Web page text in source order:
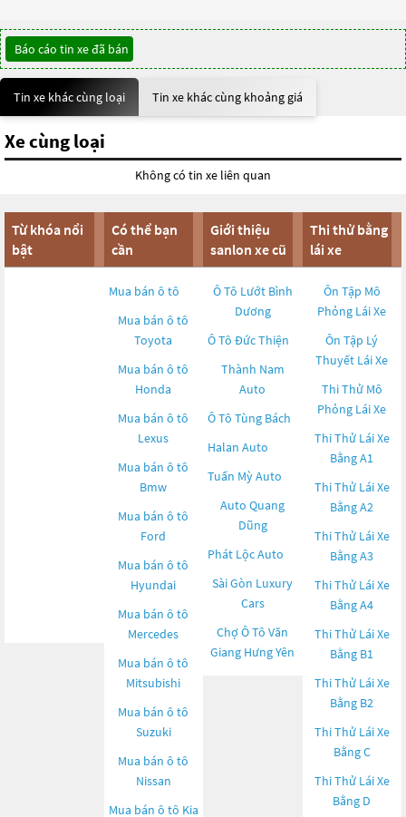
Báo cáo tin xe đã bán
Tin xe khác cùng loại Tin xe khác cùng khoảng giá
Xe cùng loại
Không có tin xe liên quan
Từ khóa nổi
bật
Có thể bạn
cần
Mua bán ô tô
Mua bán ô tô
Toyota
Mua bán ô tô
Honda
Mua bán ô tô
Lexus
Mua bán ô tô
Bmw
Mua bán ô tô
Ford
Mua bán ô tô
Hyundai
Mua bán ô tô
Mercedes
Mua bán ô tô
Mitsubishi
Mua bán ô tô
Suzuki
Mua bán ô tô
Nissan
Mua bán ô tô Kia
Giới thiệu
sanlon xe cũ
Ô Tô Lướt Bình
Dương
Ô Tô Đức Thiện
Thành Nam
Auto
Ô Tô Tùng Bách
Halan Auto
Tuấn Mỳ Auto
Auto Quang
Dũng
Phát Lộc Auto
Sài Gòn Luxury
Cars
Chợ Ô Tô Văn
Giang Hưng Yên
Thi thử bằng
lái xe
Ôn Tập Mô
Phỏng Lái Xe
Ôn Tập Lý
Thuyết Lái Xe
Thi Thử Mô
Phỏng Lái Xe
Thi Thử Lái Xe
Bằng A1
Thi Thử Lái Xe
Bằng A2
Thi Thử Lái Xe
Bằng A3
Thi Thử Lái Xe
Bằng A4
Thi Thử Lái Xe
Bằng B1
Thi Thử Lái Xe
Bằng B2
Thi Thử Lái Xe
Bằng C
Thi Thử Lái Xe
Bằng D